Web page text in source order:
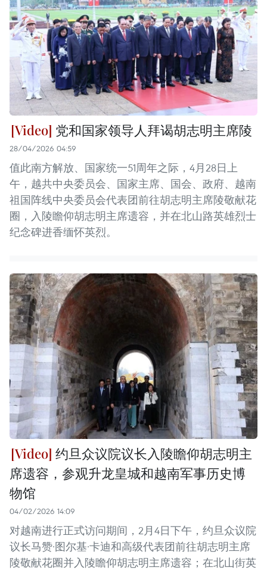
党和国家领导人拜谒胡志明主席陵
28/04/2026 04:59
值此南方解放、国家统一51周年之际，4月28日上
午，越共中央委员会、国家主席、国会、政府、越南
祖国阵线中央委员会代表团前往胡志明主席陵敬献花
圈，入陵瞻仰胡志明主席遗容，并在北山路英雄烈士
纪念碑进香缅怀英烈。
约旦众议院议长入陵瞻仰胡志明主
席遗容，参观升龙皇城和越南军事历史博
物馆
04/02/2026 14:09
对越南进行正式访问期间，2月4日下午，约旦众议院
议长马赞·图尔基·卡迪和高级代表团前往胡志明主席
陵敬献花圈并入陵瞻仰胡志明主席遗容；在北山街英